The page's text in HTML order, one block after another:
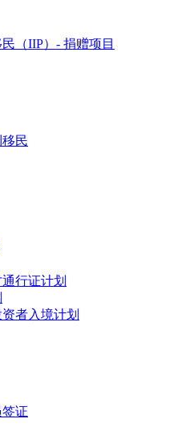
（IIP）- 捐赠项目
民
行证计划
者入境计划
证